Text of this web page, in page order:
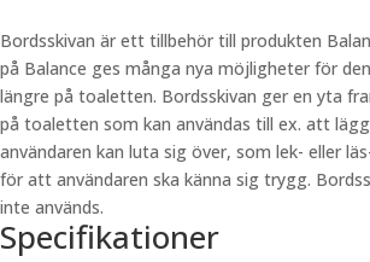
Bordsskivan är ett tillbehör till produkten
på Balance ges många nya möjligheter för
längre på toaletten. Bordsskivan ger en yta
på toaletten som kan användas till ex. att
användaren kan luta sig över, som lek- eller
för att användaren ska känna sig trygg.
inte används.
Specifikationer